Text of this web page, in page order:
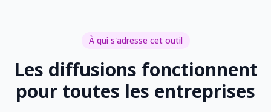
À qui s'adresse cet outil
Les diffusions fonctionnent
pour toutes les entreprises